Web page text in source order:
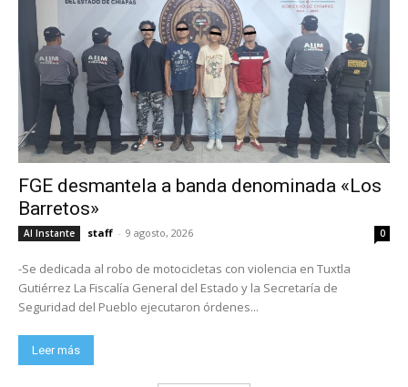
FGE desmantela a banda denominada «Los
Barretos»
Al Instante staff - 9 agosto, 2026 0
-Se dedicada al robo de motocicletas con violencia en Tuxtla
Gutiérrez La Fiscalía General del Estado y la Secretaría de
Seguridad del Pueblo ejecutaron órdenes...
Leer más